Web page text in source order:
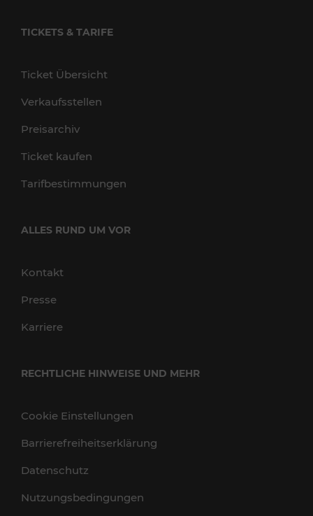
TICKETS & TARIFE
Ticket Übersicht
Verkaufsstellen
Preisarchiv
Ticket kaufen
Tarifbestimmungen
ALLES RUND UM VOR
Kontakt
Presse
Karriere
RECHTLICHE HINWEISE UND MEHR
Cookie Einstellungen
Barrierefreiheitserklärung
Datenschutz
Nutzungsbedingungen